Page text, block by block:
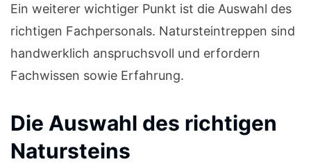
Ein weiterer wichtiger Punkt ist die Auswahl des
richtigen Fachpersonals. Natursteintreppen sind
handwerklich anspruchsvoll und erfordern
Fachwissen sowie Erfahrung.
Die Auswahl des richtigen
Natursteins